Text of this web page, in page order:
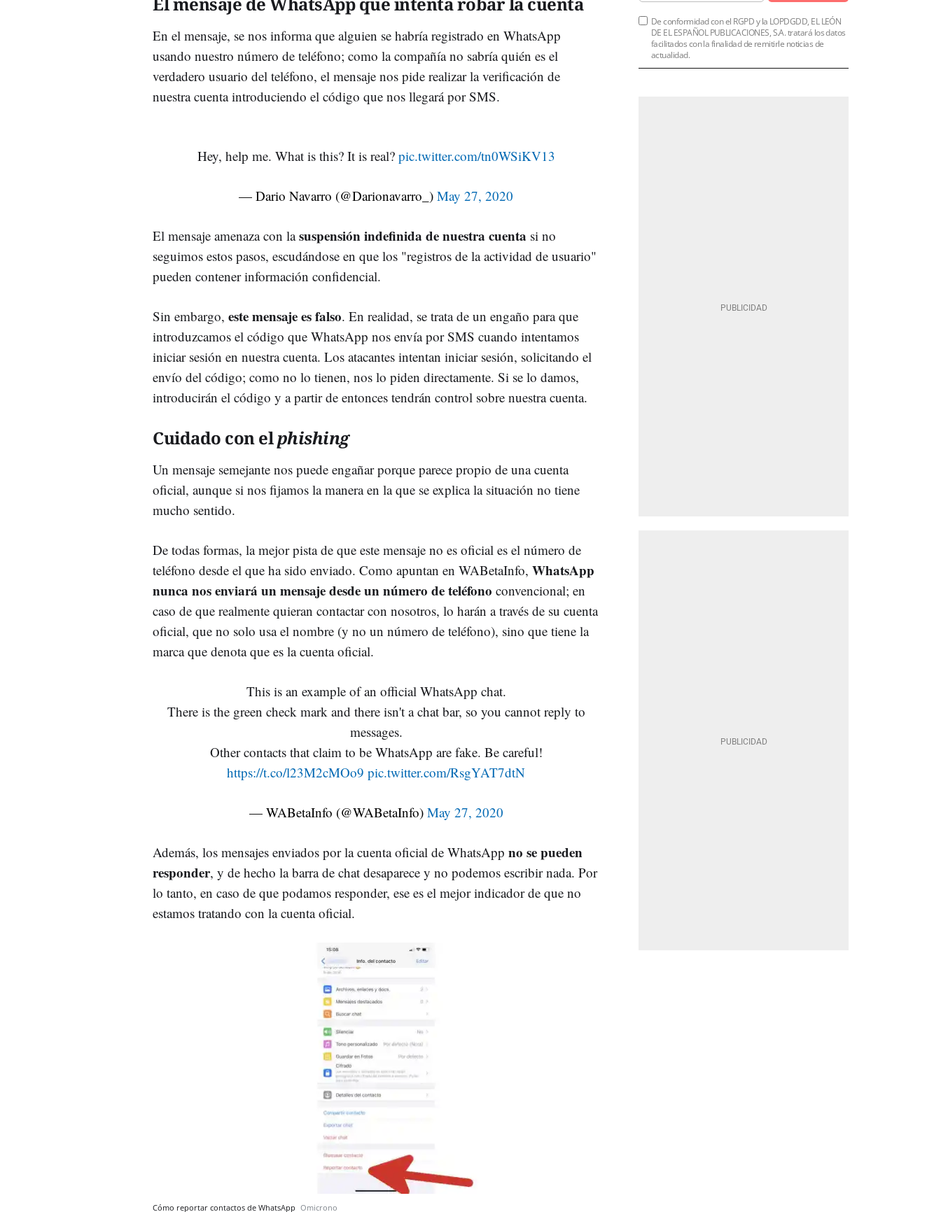
En el mensaje, se nos informa que alguien se habría registrado en WhatsApp
usando nuestro número de teléfono; como la compañía no sabría quién es el
verdadero usuario del teléfono, el mensaje nos pide realizar la verificación de
nuestra cuenta introduciendo el código que nos llegará por SMS.
Hey, help me. What is this? It is real? pic.twitter.com/tn0WSiKV13
— Dario Navarro (@Darionavarro_)May 27, 2020
El mensaje amenaza con lasuspensión indefinida de nuestra cuenta si no
seguimos estos pasos, escudándose en que los "registros de la actividad de usuario"
pueden contener información confidencial.
Sin embargo, este mensaje es falso. En realidad, se trata de un engaño para que
introduzcamos el código que WhatsApp nos envía por SMS cuando intentamos
iniciar sesión en nuestra cuenta. Los atacantes intentan iniciar sesión, solicitando el
envío del código; como no lo tienen, nos lo piden directamente. Si se lo damos,
introducirán el código y a partir de entonces tendrán control sobre nuestra cuenta.
Cuidado con elphishing
Un mensaje semejante nos puede engañar porque parece propio de una cuenta
oficial, aunque si nos fijamos la manera en la que se explica la situación no tiene
mucho sentido.
De todas formas, la mejor pista de que este mensaje no es oficial es el número de
teléfono desde el que ha sido enviado. Como apuntan en WABetaInfo, WhatsApp
nunca nos enviará un mensaje desde un número de teléfono convencional; en
caso de que realmente quieran contactar con nosotros, lo harán a través de su cuenta
oficial, que no solo usa el nombre (y no un número de teléfono), sino que tiene la
marca que denota que es la cuenta oficial.
This is an example of an official WhatsApp chat.
There is the green check mark and there isn't a chat bar, so you cannot reply to
messages.
Other contacts that claim to be WhatsApp are fake. Be careful!
https://t.co/l23M2cMOo9 pic.twitter.com/RsgYAT7dtN
— WABetaInfo (@WABetaInfo) May 27, 2020
Además, los mensajes enviados por la cuenta oficial de WhatsApp no se pueden
responder, y de hecho la barra de chat desaparece y no podemos escribir nada. Por
lo tanto, en caso de que podamos responder, ese es el mejor indicador de que no
estamos tratando con la cuenta oficial.
Cómo reportar contactos de WhatsApp Omicrono
De conformidad con el RGPD y la LOPDGDD, EL LEÓN
DE EL ESPAÑOL PUBLICACIONES, S.A. tratará los datos
facilitados con la finalidad de remitirle noticias de
actualidad.